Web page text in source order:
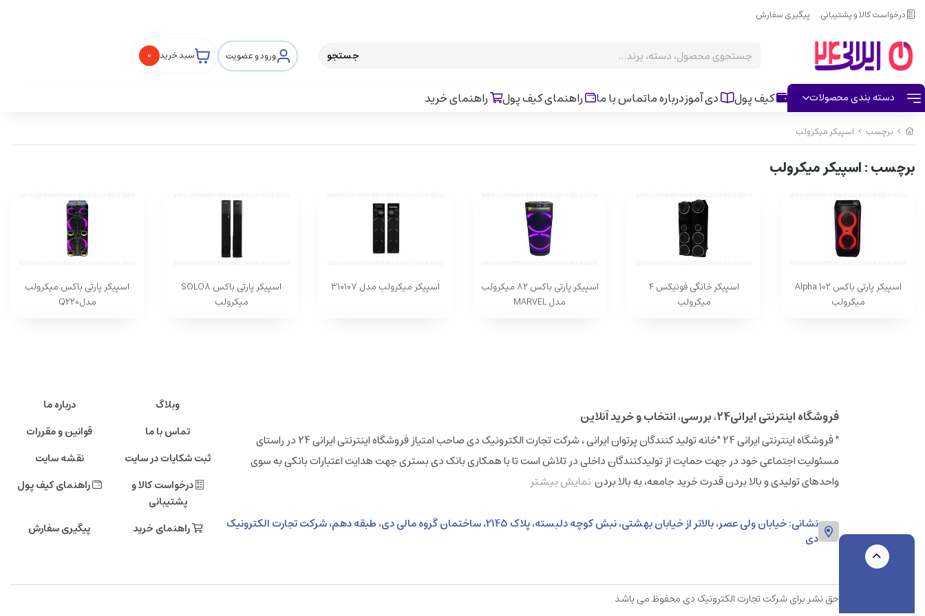
درخواست کالا و پشتیبانی پیگیری سفارش
جستجو ورود و عضویت سبد خرید 0
دسته بندی محصولات کیف پول دی آموزدرباره ماتماس با ما راهنمای کیف پول راهنمای خرید
برچسب اسپیکر میکرولب
برچسب: اسپیکر میکرولب
اسپیکر پارتی باکس Alpha 102
میکرولب
اسپیکر خانگی فونیکس ۴
میکرولب
اسپیکر پارتی باکس ۸۲ میکرولب
مدل MARVEL
اسپیکر میکرولب مدل ۳۱۰۱۰۷
اسپیکر پارتی باکس SOLO8
میکرولب
اسپیکر پارتی باکس میکرولب
مدلQ220
فروشگاه اینترنتی ایرانی24، بررسی، انتخاب و خرید آنلاین
" فروشگاه اینترنتی ایرانی 24 "خانه تولید کنندگان پرتوان ایرانی ، شرکت تجارت الکترونیک دی صاحب امتیاز فروشگاه اینترنتی ایرانی 24 در راستای
مسئولیت اجتماعی خود در جهت حمایت از تولیدکنندگان داخلی در تلاش است تا با همکاری بانک دی بستری جهت هدایت اعتبارات بانکی به سوی
واحدهای تولیدی و بالا بردن قدرت خرید جامعه، به بالا بردن نمایش بیشتر
نشانی: خیابان ولی عصر، بالاتر از خیابان بهشتی، نبش کوچه دلبسته، پلاک 2145، ساختمان گروه مالی دی، طبقه دهم، شرکت تجارت الکترونیک
دی
وبلاگ
درباره ما
تماس با ما
قوانین و مقررات
ثبت شکایات در سایت
نقشه سایت
درخواست کالا و
پشتیبانی
راهنمای کیف پول
راهنمای خرید پیگیری سفارش
حق نشر برای شرکت تجارت الکترونیک دی محفوظ می باشد